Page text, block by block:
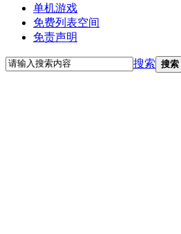
单机游戏
免费列表空间
免责声明
搜索 搜索